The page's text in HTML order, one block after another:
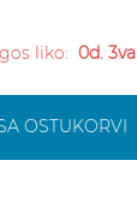
liko: 0d.
OSTUKORVI